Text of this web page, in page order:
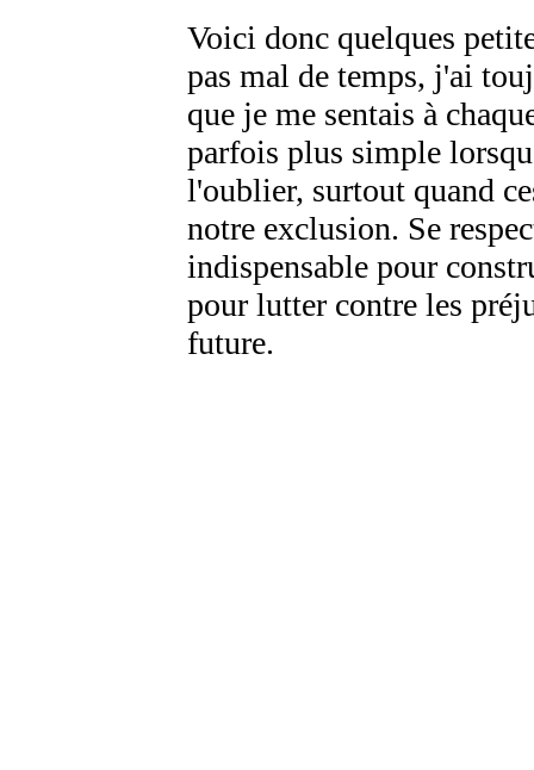
Voici donc quelques
pas mal de temps, j'ai
que je me sentais à
parfois plus simple
l'oublier, surtout quand
notre exclusion. Se
indispensable pour
pour lutter contre les
future.